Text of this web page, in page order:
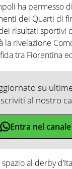
ha permesso
dei Quarti di
risultati sportivi
rivelazione
tra Fiorentina
su
al nostro
Entra nel
al derby